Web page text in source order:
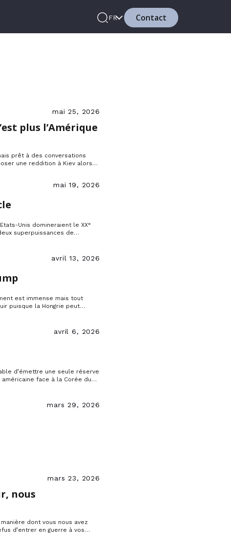
FR Contact
mai 25, 2026
plus l’Amérique
prêt à des conversations
une reddition à Kiev alors
mai 19, 2026
Unis domineraient le XX°
superpuissances de
avril 13, 2026
est immense mais tout
puisque la Hongrie peut
avril 6, 2026
d’émettre une seule réserve
face à la Corée du
mars 29, 2026
mars 23, 2026
nous
dont vous nous avez
d’entrer en guerre à vos